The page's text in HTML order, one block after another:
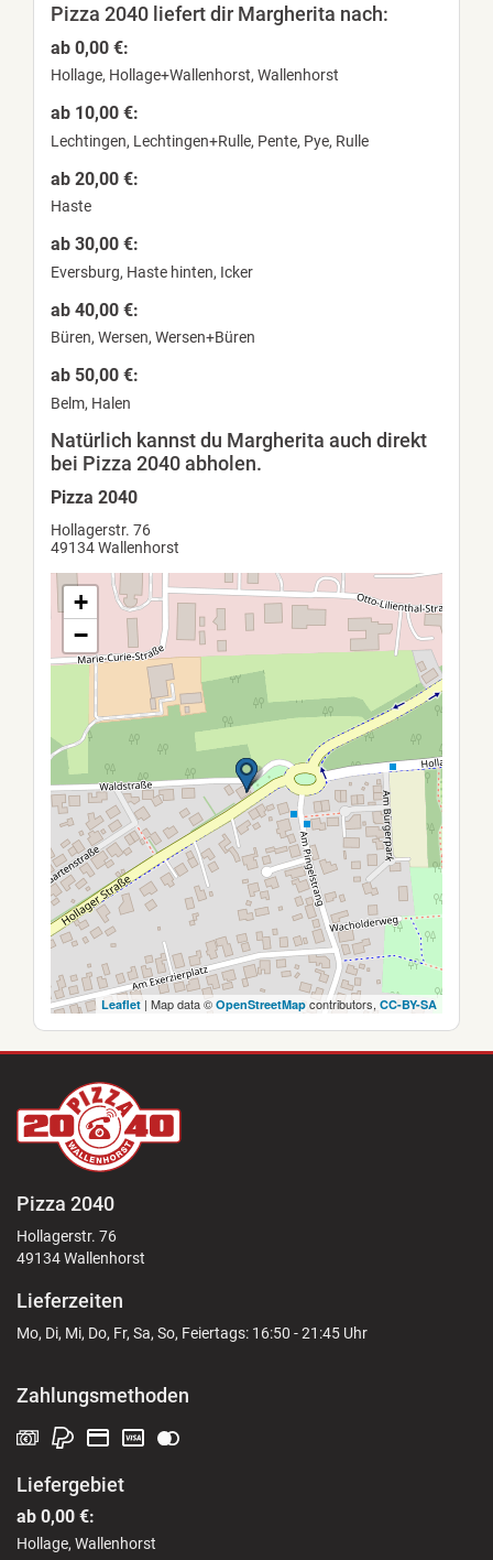
Pizza 2040 liefert dir Margherita nach:
ab 0,00 €:
Hollage, Hollage+Wallenhorst, Wallenhorst
ab 10,00 €:
Lechtingen, Lechtingen+Rulle, Pente, Pye, Rulle
ab 20,00 €:
Haste
ab 30,00 €:
Eversburg, Haste hinten, Icker
ab 40,00 €:
Büren, Wersen, Wersen+Büren
ab 50,00 €:
Belm, Halen
Natürlich kannst du Margherita auch direkt
bei Pizza 2040 abholen.
Pizza 2040
Hollagerstr. 76
49134 Wallenhorst
+
−
Leaflet | Map data © OpenStreetMap contributors, CC-BY-SA
Pizza 2040
Hollagerstr. 76
49134 Wallenhorst
Lieferzeiten
Mo, Di, Mi, Do, Fr, Sa, So, Feiertags: 16:50 - 21:45 Uhr
Zahlungsmethoden
Liefergebiet
ab 0,00 €:
Hollage, Wallenhorst